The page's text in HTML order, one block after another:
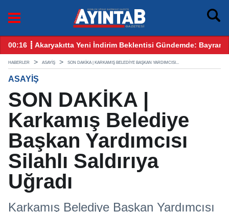
Öncesi Gözler Benzin ve Motorinde
12:25 ┋ CHP Gaziantep Karıştı: Ankara’dan Gelen Kulis
HABERLER ASAYIŞ SON DAKİKA | KARKAMIŞ BELEDIYE BAŞKAN YARDIMCISI...
ASAYIŞ
SON DAKİKA |
Karkamış Belediye
Başkan Yardımcısı
Silahlı Saldırıya
Uğradı
Karkamış Belediye Başkan Yardımcısı